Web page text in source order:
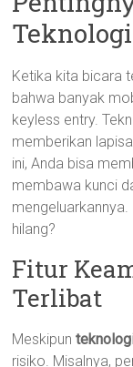
Ketika kita bicara
bahwa banyak
keyless entry.
memberikan
ini, Anda bisa
membawa kunci
hilang?
Fitur
Terlibat
Meskipun
risiko. Misalnya,